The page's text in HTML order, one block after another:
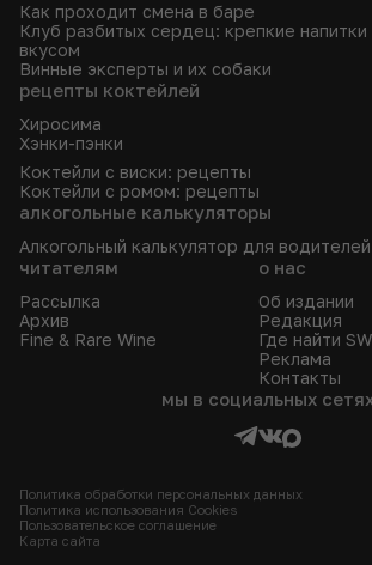
Как проходит смена в баре
Клуб разбитых сердец: крепкие напитки
вкусом
Винные эксперты и их собаки
рецепты коктейлей
Хиросима
Хэнки-пэнки
Коктейли с виски: рецепты
Коктейли с ромом: рецепты
алкогольные калькуляторы
Алкогольный калькулятор для водителей
читателям
Рассылка
Архив
Fine & Rare Wine
о нас
Об издании
Редакция
Где найти
Реклама
Контакты
мы в социальных
Политика обработки персональных данных
Политика использования Сookies
Пользовательское соглашение
Карта сайта